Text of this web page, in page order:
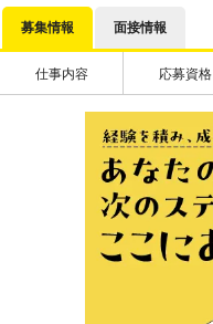
募集情報 面接情報
仕事内容 応募資格